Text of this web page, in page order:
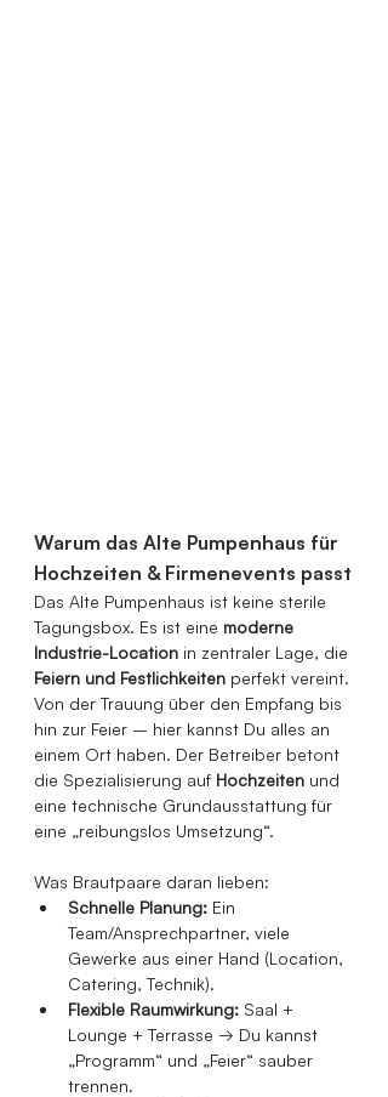
Warum das Alte Pumpenhaus für
Hochzeiten & Firmenevents passt
Das Alte Pumpenhaus ist keine sterile
Tagungsbox. Es ist eine moderne
Industrie-Location in zentraler Lage, die
Feiern und Festlichkeiten perfekt vereint.
Von der Trauung über den Empfang bis
hin zur Feier – hier kannst Du alles an
einem Ort haben. Der Betreiber betont
die Spezialisierung auf Hochzeiten und
eine technische Grundausstattung für
eine „reibungslos Umsetzung“.
Was Brautpaare daran lieben:
Schnelle Planung: Ein
Team/Ansprechpartner, viele
Gewerke aus einer Hand (Location,
Catering, Technik).
Flexible Raumwirkung: Saal +
Lounge + Terrasse → Du kannst
„Programm“ und „Feier“ sauber
trennen.